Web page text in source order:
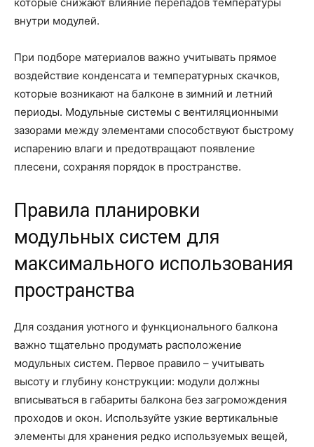
внутри модулей.
При подборе материалов важно учитывать прямое
воздействие конденсата и температурных скачков,
которые возникают на балконе в зимний и летний
периоды. Модульные системы с вентиляционными
зазорами между элементами способствуют быстрому
испарению влаги и предотвращают появление
плесени, сохраняя порядок в пространстве.
Правила планировки
модульных систем для
максимального использования
пространства
Для создания уютного и функционального балкона
важно тщательно продумать расположение
модульных систем. Первое правило – учитывать
высоту и глубину конструкции: модули должны
вписываться в габариты балкона без загромождения
проходов и окон. Используйте узкие вертикальные
элементы для хранения редко используемых вещей,